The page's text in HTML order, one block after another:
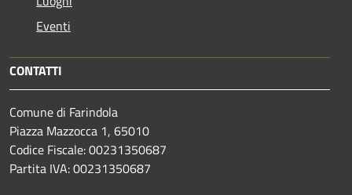
Eventi
CONTATTI
Comune di Farindola
Piazza Mazzocca 1, 65010
Codice Fiscale: 00231350687
Partita IVA: 00231350687